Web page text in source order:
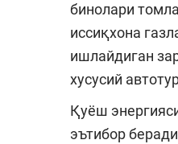
бинолари
иссиқхона
ишлайдиган
хусусий
Қуёш
эътибор